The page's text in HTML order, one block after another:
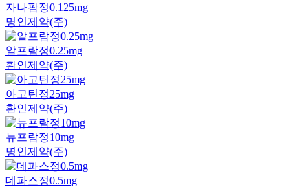
자나팜정0.125mg
명인제약(주)
알프람정0.25mg
환인제약(주)
아고틴정25mg
환인제약(주)
뉴프람정10mg
명인제약(주)
데파스정0.5mg